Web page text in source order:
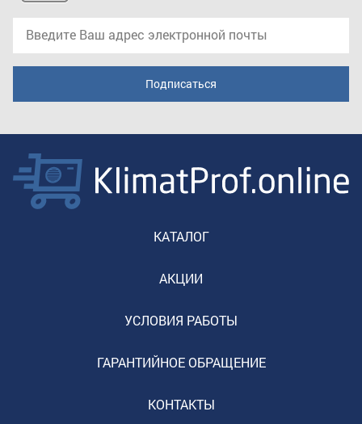
КАТАЛОГ
АКЦИИ
УСЛОВИЯ РАБОТЫ
ГАРАНТИЙНОЕ ОБРАЩЕНИЕ
КОНТАКТЫ